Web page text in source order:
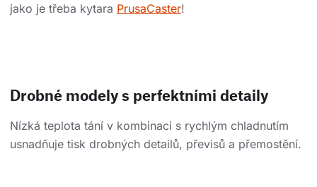
jako je třeba kytara PrusaCaster!
Drobné modely s perfektními detaily
Nízká teplota tání v kombinaci s rychlým chladnutím
usnadňuje tisk drobných detailů, převisů a přemostění.